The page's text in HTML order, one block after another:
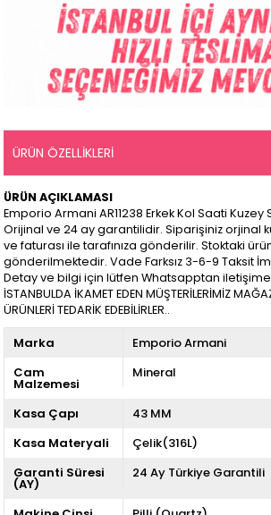
ÜRÜN ÖZELLIKLERI
ÜRÜN AÇIKLAMASI
Emporio Armani AR11238 Erkek Kol Saati Kuzey
Orijinal ve 24 ay garantilidir. Siparişiniz orjinal
ve faturası ile tarafınıza gönderilir. Stoktaki
gönderilmektedir. Vade Farksız 3-6-9 Taksit
Detay ve bilgi için lütfen Whatsapptan
İSTANBULDA İKAMET EDEN MÜŞTERİLERİMİZ
ÜRÜNLERİ TEDARİK EDEBİLİRLER..
Marka
Emporio Armani
Cam
Malzemesi
Mineral
Kasa Çapı
43 MM
Kasa Materyali
Çelik(316L)
Garanti Süresi
(AY)
24 Ay Türkiye Garantili